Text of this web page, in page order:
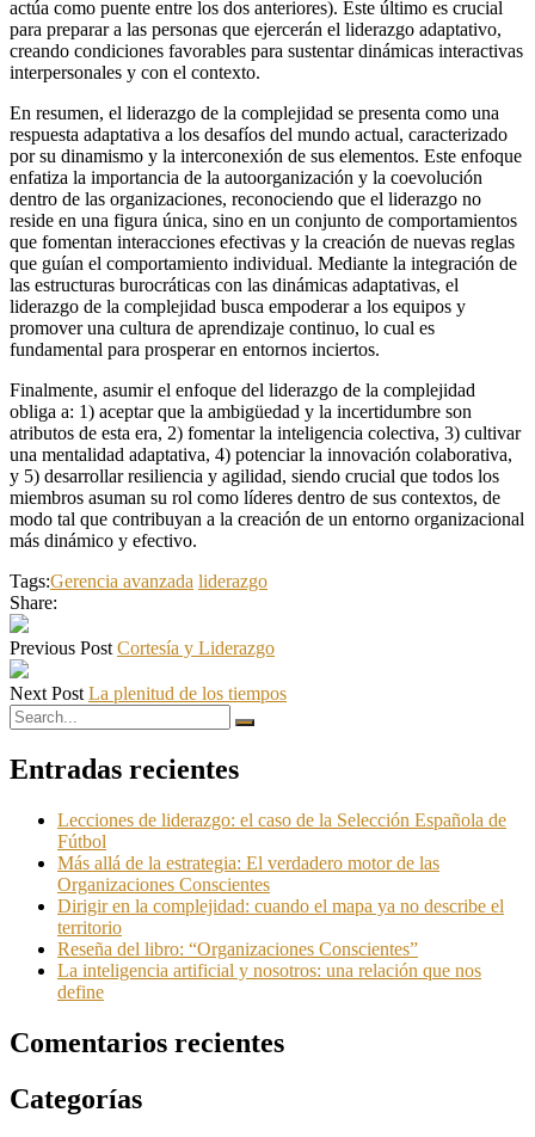
actúa como puente entre los dos anteriores). Este último es crucial
para preparar a las personas que ejercerán el liderazgo adaptativo,
creando condiciones favorables para sustentar dinámicas interactivas
interpersonales y con el contexto.
En resumen, el liderazgo de la complejidad se presenta como una
respuesta adaptativa a los desafíos del mundo actual, caracterizado
por su dinamismo y la interconexión de sus elementos. Este enfoque
enfatiza la importancia de la autoorganización y la coevolución
dentro de las organizaciones, reconociendo que el liderazgo no
reside en una figura única, sino en un conjunto de comportamientos
que fomentan interacciones efectivas y la creación de nuevas reglas
que guían el comportamiento individual. Mediante la integración de
las estructuras burocráticas con las dinámicas adaptativas, el
liderazgo de la complejidad busca empoderar a los equipos y
promover una cultura de aprendizaje continuo, lo cual es
fundamental para prosperar en entornos inciertos.
Finalmente, asumir el enfoque del liderazgo de la complejidad
obliga a: 1) aceptar que la ambigüedad y la incertidumbre son
atributos de esta era, 2) fomentar la inteligencia colectiva, 3) cultivar
una mentalidad adaptativa, 4) potenciar la innovación colaborativa,
y 5) desarrollar resiliencia y agilidad, siendo crucial que todos los
miembros asuman su rol como líderes dentro de sus contextos, de
modo tal que contribuyan a la creación de un entorno organizacional
más dinámico y efectivo.
Tags:Gerencia avanzada liderazgo
Share:
Previous Post Cortesía y Liderazgo
Next Post La plenitud de los tiempos
Entradas recientes
Lecciones de liderazgo: el caso de la Selección Española de
Fútbol
Más allá de la estrategia: El verdadero motor de las
Organizaciones Conscientes
Dirigir en la complejidad: cuando el mapa ya no describe el
territorio
Reseña del libro: “Organizaciones Conscientes”
La inteligencia artificial y nosotros: una relación que nos
define
Comentarios recientes
Categorías